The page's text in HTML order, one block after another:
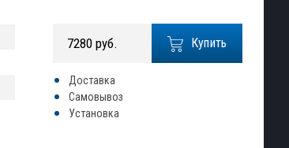
Купить
7280 руб.
Доставка
Самовывоз
Установка